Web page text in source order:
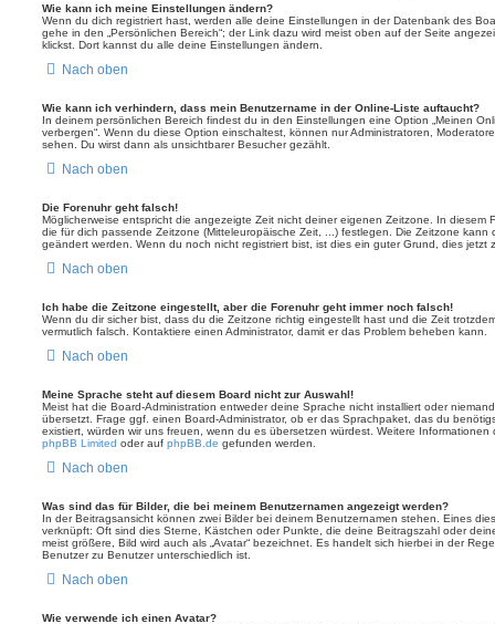
Wie kann ich meine Einstellungen ändern?
Wenn du dich registriert hast, werden alle deine Einstellungen in der Datenbank des
gehe in den „Persönlichen Bereich“; der Link dazu wird meist oben auf der Seite
klickst. Dort kannst du alle deine Einstellungen ändern.
Nach oben
Wie kann ich verhindern, dass mein Benutzername in der Online-Liste auftaucht?
In deinem persönlichen Bereich findest du in den Einstellungen eine Option „Meinen
verbergen“. Wenn du diese Option einschaltest, können nur Administratoren,
sehen. Du wirst dann als unsichtbarer Besucher gezählt.
Nach oben
Die Forenuhr geht falsch!
Möglicherweise entspricht die angezeigte Zeit nicht deiner eigenen Zeitzone. In diesem
die für dich passende Zeitzone (Mitteleuropäische Zeit, ...) festlegen. Die Zeitzone kann
geändert werden. Wenn du noch nicht registriert bist, ist dies ein guter Grund, dies jetzt
Nach oben
Ich habe die Zeitzone eingestellt, aber die Forenuhr geht immer noch falsch!
Wenn du dir sicher bist, dass du die Zeitzone richtig eingestellt hast und die Zeit
vermutlich falsch. Kontaktiere einen Administrator, damit er das Problem beheben kann.
Nach oben
Meine Sprache steht auf diesem Board nicht zur Auswahl!
Meist hat die Board-Administration entweder deine Sprache nicht installiert oder
übersetzt. Frage ggf. einen Board-Administrator, ob er das Sprachpaket, das du
existiert, würden wir uns freuen, wenn du es übersetzen würdest. Weitere
phpBB Limited oder auf phpBB.de gefunden werden.
Nach oben
Was sind das für Bilder, die bei meinem Benutzernamen angezeigt werden?
In der Beitragsansicht können zwei Bilder bei deinem Benutzernamen stehen. Eines
verknüpft: Oft sind dies Sterne, Kästchen oder Punkte, die deine Beitragszahl oder
meist größere, Bild wird auch als „Avatar“ bezeichnet. Es handelt sich hierbei in der
Benutzer zu Benutzer unterschiedlich ist.
Nach oben
Wie verwende ich einen Avatar?